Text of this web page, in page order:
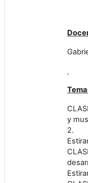
y
2.